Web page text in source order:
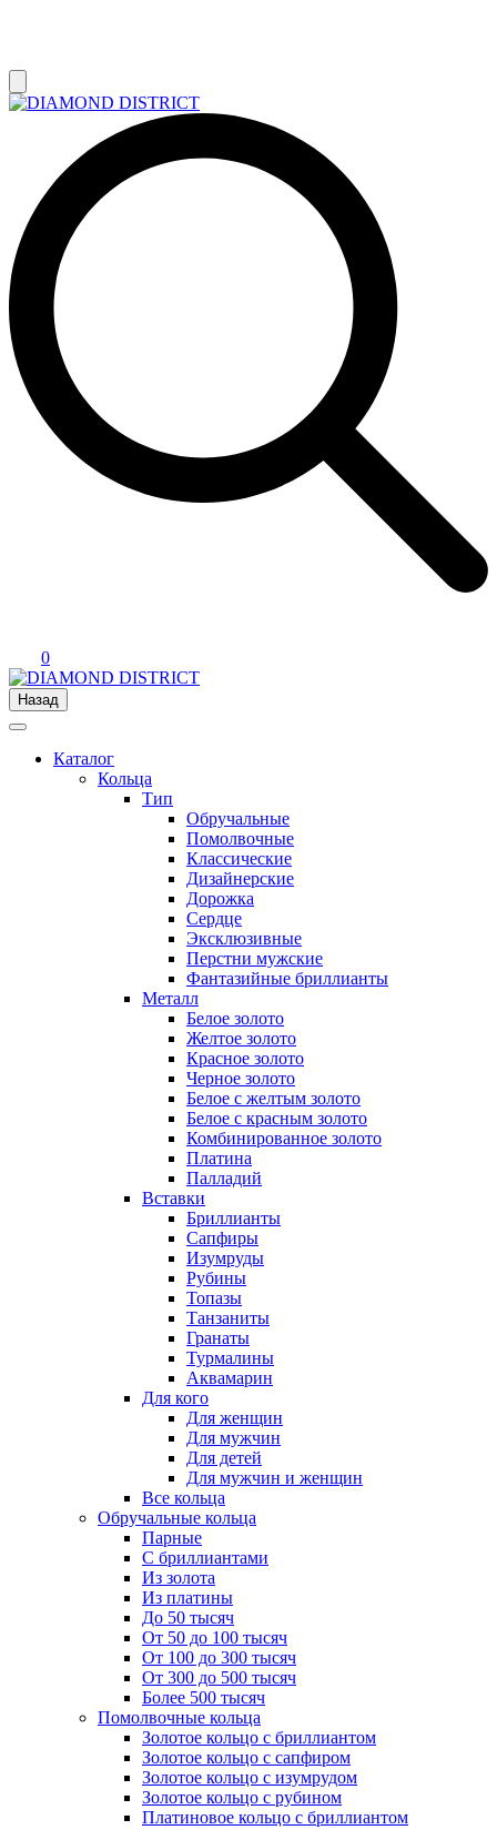
0
Назад
Каталог
Кольца
Тип
Обручальные
Помолвочные
Классические
Дизайнерские
Дорожка
Сердце
Эксклюзивные
Перстни мужские
Фантазийные бриллианты
Металл
Белое золото
Желтое золото
Красное золото
Черное золото
Белое с желтым золото
Белое с красным золото
Комбинированное золото
Платина
Палладий
Вставки
Бриллианты
Сапфиры
Изумруды
Рубины
Топазы
Танзаниты
Гранаты
Турмалины
Аквамарин
Для кого
Для женщин
Для мужчин
Для детей
Для мужчин и женщин
Все кольца
Обручальные кольца
Парные
С бриллиантами
Из золота
Из платины
До 50 тысяч
От 50 до 100 тысяч
От 100 до 300 тысяч
От 300 до 500 тысяч
Более 500 тысяч
Помолвочные кольца
Золотое кольцо с бриллиантом
Золотое кольцо с сапфиром
Золотое кольцо с изумрудом
Золотое кольцо с рубином
Платиновое кольцо с бриллиантом